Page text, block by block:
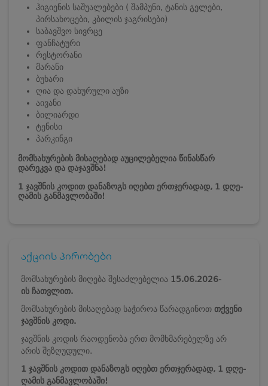
ჰიგიენის საშუალებები ( შამპუნი, ტანის გელები,
პირსახოცები, კბილის ჯაგრისები)
საბავშვო სივრცე
ფანჩატური
რესტორანი
მარანი
ბუხარი
ღია და დახურული აუზი
აივანი
ბილიარდი
ტენისი
პარკინგი
მომსახურების მისაღებად აუცილებელია წინასწარ
დარეკვა და დაჯავშნა!
1 ჯავშნის კოდით დანაზოგს იღებთ ერთჯერადად, 1 დღე-
ღამის განმავლობაში!
აქციის პირობები
მომსახურების მიღება შესაძლებელია 15.06.2026-
ის ჩათვლით.
მომსახურების მისაღებად საჭიროა წარადგინოთ თქვენი
ჯავშნის კოდი.
ჯავშნის კოდის რაოდენობა ერთ მომხმარებელზე არ
არის შეზღუდული.
1 ჯავშნის კოდით დანაზოგს იღებთ ერთჯერადად, 1 დღე-
ღამის განმავლობაში!